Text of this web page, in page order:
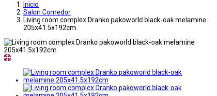
Inicio
Salon Comedor
Living room complex Dranko pakoworld black-oak melamine
205x41.5x192cm